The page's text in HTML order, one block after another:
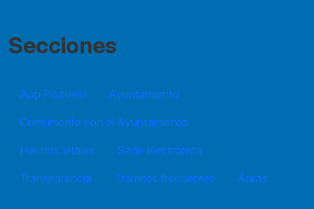
Secciones
App Pozuelo
Ayuntamiento
Comunícate con el Ayuntamiento
Hechos vitales
Sede electrónica
Transparencia
Trámites frecuentes Áreas